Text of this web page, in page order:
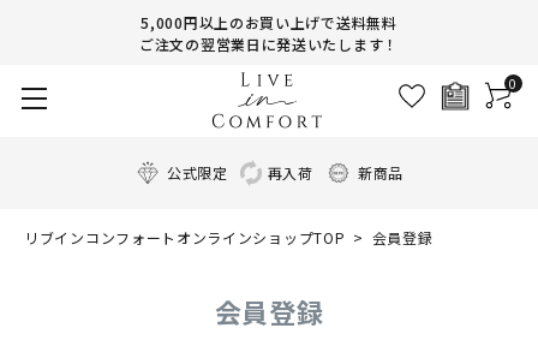
5,000円以上のお買い上げで送料無料
ご注文の翌営業日に発送いたします！
0
公式限定 再入荷 新商品
リブインコンフォートオンラインショップTOP 会員登録
会員登録